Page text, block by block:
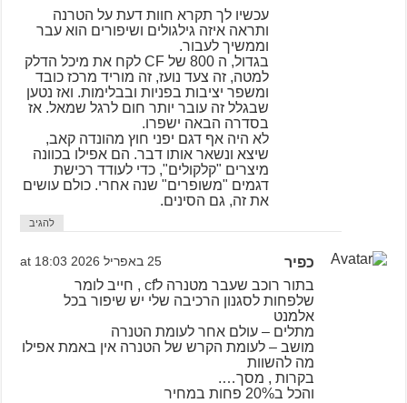
עכשיו לך תקרא חוות דעת על הטרנה
ותראה איזה גילגולים ושיפורים הוא עבר
וממשיך לעבור.
בגדול, ה 800 של CF לקח את מיכל הדלק
למטה, זה צעד נועז, זה מוריד מרכז כובד
ומשפר יציבות בפניות ובבלימות. ואז נטען
שבגלל זה עובר יותר חום לרגל שמאל. אז
בסדרה הבאה ישפרו.
לא היה אף דגם יפני חוץ מהונדה קאב,
שיצא ונשאר אותו דבר. הם אפילו בכוונה
מיצרים "קלקולים", כדי לעודד רכישת
דגמים "משופרים" שנה אחרי. כולם עושים
את זה, גם הסינים.
להגיב
כפיר 25 באפריל 2026 at 18:03
בתור רוכב שעבר מטנרה לcf , חייב לומר
שלפחות לסגנון הרכיבה שלי יש שיפור בכל
אלמנט
מתלים – עולם אחר לעומת הטנרה
מושב – לעומת הקרש של הטנרה אין באמת אפילו
מה להשוות
בקרות , מסך….
והכל ב20% פחות במחיר